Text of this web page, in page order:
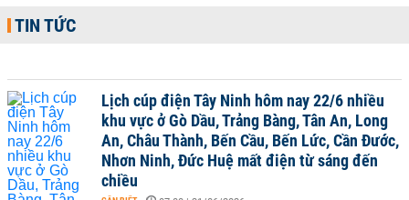
TIN TỨC
Lịch cúp điện Tây Ninh hôm nay 22/6 nhiều
khu vực ở Gò Dầu, Trảng Bàng, Tân An, Long
An, Châu Thành, Bến Cầu, Bến Lức, Cần Đước,
Nhơn Ninh, Đức Huệ mất điện từ sáng đến
chiều